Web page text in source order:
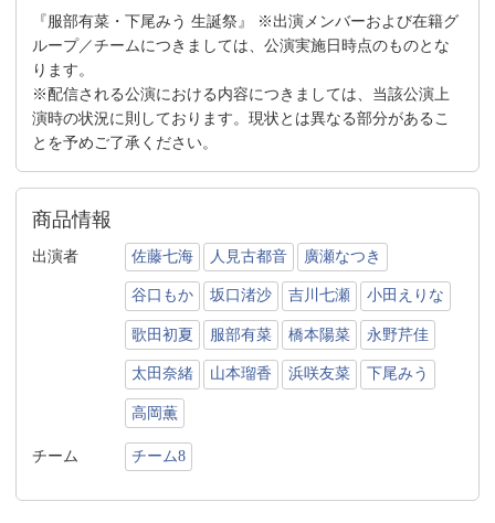
『服部有菜・下尾みう 生誕祭』 ※出演メンバーおよび在籍グ
ループ／チームにつきましては、公演実施日時点のものとな
ります。
※配信される公演における内容につきましては、当該公演上
演時の状況に則しております。現状とは異なる部分があるこ
とを予めご了承ください。
商品情報
出演者 佐藤七海 人見古都音 廣瀬なつき
谷口もか 坂口渚沙 吉川七瀬 小田えりな
歌田初夏 服部有菜 橋本陽菜 永野芹佳
太田奈緒 山本瑠香 浜咲友菜 下尾みう
高岡薫
チーム チーム8